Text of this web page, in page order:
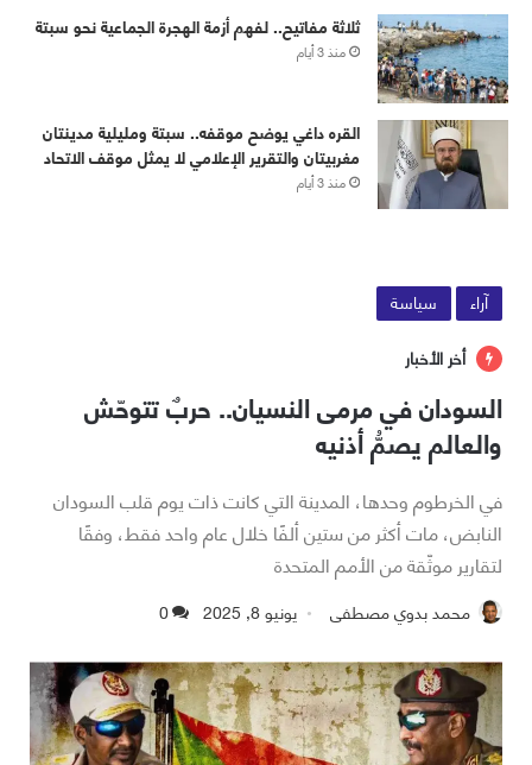
ثلاثة مفاتيح.. لفهم أزمة الهجرة الجماعية نحو سبتة
منذ 3 أيام
القره داغي يوضح موقفه.. سبتة ومليلية مدينتان
مغربيتان والتقرير الإعلامي لا يمثل موقف الاتحاد
منذ 3 أيام